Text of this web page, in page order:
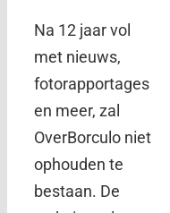
Na 12 jaar vol
met nieuws,
fotorapportages
en meer, zal
OverBorculo niet
ophouden te
bestaan. De